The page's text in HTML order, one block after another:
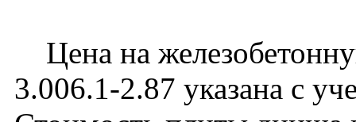
Цена на
3.006.1-2.87 указана с